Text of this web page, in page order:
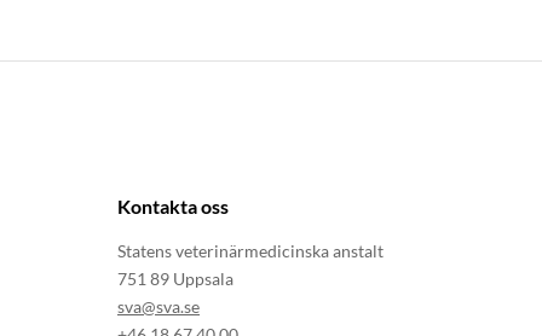
Kontakta oss
Statens veterinärmedicinska anstalt
751 89 Uppsala
sva@sva.se